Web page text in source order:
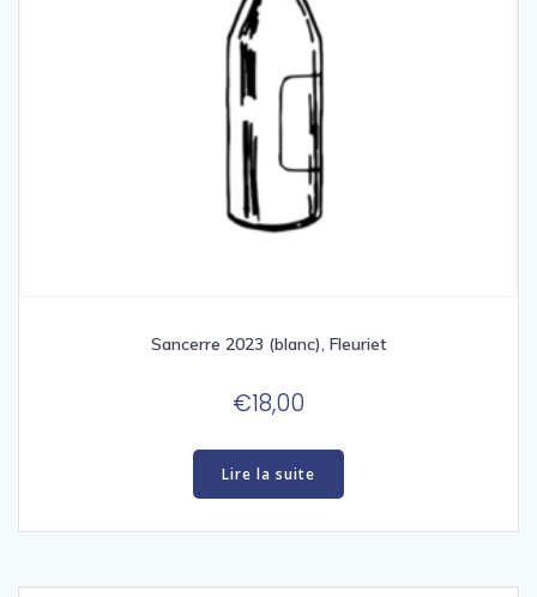
Sancerre 2023 (blanc), Fleuriet
€18,00
Lire la suite